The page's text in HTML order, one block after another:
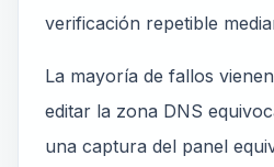
verificación repetible
La mayoría de fallos
editar la zona DNS
una captura del panel